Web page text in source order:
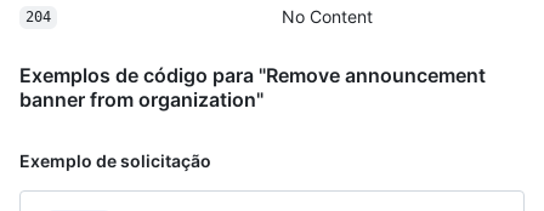
204 No Content
Exemplos de código para "Remove announcement
banner from organization"
Exemplo de solicitação